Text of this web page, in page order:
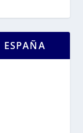
ESPAÑA